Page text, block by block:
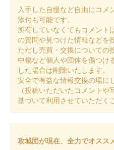
入手した自慢など自由にコメ
添付も可能です。
所有していなくてもコメント
の質問や見つけた情報などを
ただし売買・交換についての
中傷など個人や団体を傷つけ
した場合は削除いたします。
安全で有益な情報交換の場に
（投稿いただいたコメントや
基づいて利用させていただく
攻城団が現在、全力でオスス